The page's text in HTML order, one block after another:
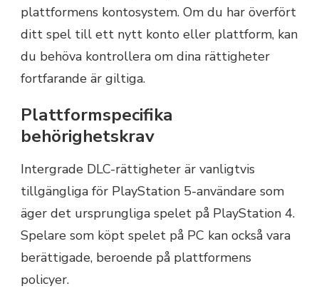
plattformens kontosystem. Om du har överfört
ditt spel till ett nytt konto eller plattform, kan
du behöva kontrollera om dina rättigheter
fortfarande är giltiga.
Plattformspecifika
behörighetskrav
Intergrade DLC-rättigheter är vanligtvis
tillgängliga för PlayStation 5-användare som
äger det ursprungliga spelet på PlayStation 4.
Spelare som köpt spelet på PC kan också vara
berättigade, beroende på plattformens
policyer.